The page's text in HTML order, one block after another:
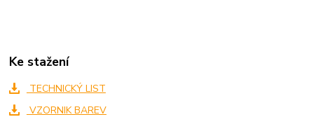
Ke stažení
TECHNICKÝ LIST
VZORNIK BAREV